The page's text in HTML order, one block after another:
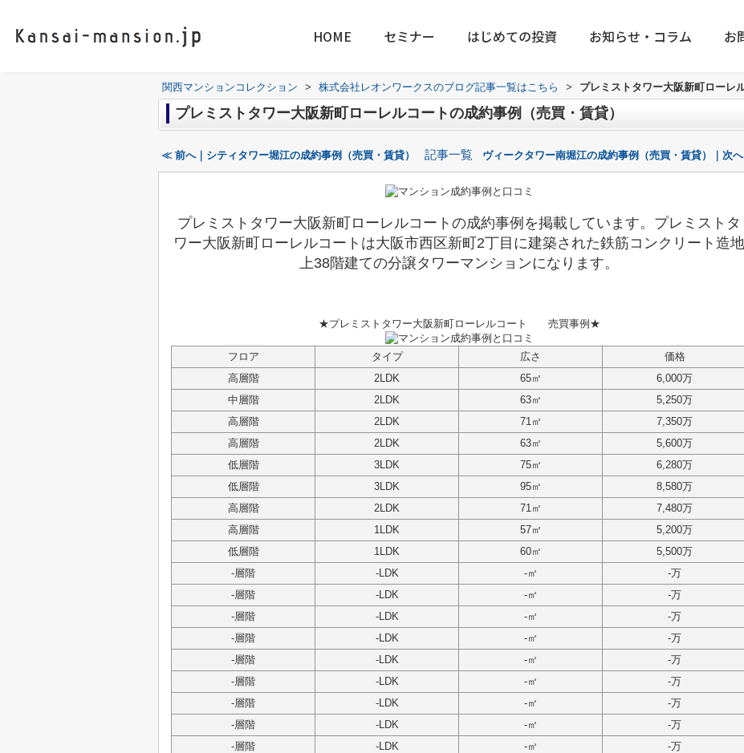
HOME セミナー はじめての投資 お知らせ・コラム お
関西マンションコレクション > 株式会社レオンワークスのブログ記事一覧はこちら > プレミストタワー大阪新町ローレ
プレミストタワー大阪新町ローレルコートの成約事例（売買・賃貸）
≪ 前へ｜シティタワー堀江の成約事例（売買・賃貸） 記事一覧 ヴィークタワー南堀江の成約事例（売買・賃貸）｜次
プレミストタワー大阪新町ローレルコート の成約事例を掲載しています。 プレミストタ
ワー大阪新町ローレルコートは大阪市西区新町2丁目に建築された鉄筋コンクリート造地
上38階建ての分譲タワーマンションになります。
★プレミストタワー大阪新町ローレルコート 売買事例★
フロア タイプ 広さ
価格
高層階
2LDK 65㎡
6,000万
中層階
2LDK 63㎡
5,250万
高層階
2LDK 71㎡
7,350万
高層階
2LDK 63㎡
5,600万
低層階
3LDK 75㎡
6,280万
低層階
3LDK 95㎡
8,580万
高層階
2LDK 71㎡
7,480万
高層階
1LDK 57㎡
5,200万
低層階
1LDK 60㎡
5,500万
-層階
-LDK -㎡ -万
-層階
-LDK -㎡ -万
-層階
-LDK -㎡ -万
-層階
-LDK -㎡ -万
-層階
-LDK -㎡ -万
-層階
-LDK -㎡ -万
-層階
-LDK -㎡ -万
-層階
-LDK -㎡ -万
-層階
-LDK -㎡ -万